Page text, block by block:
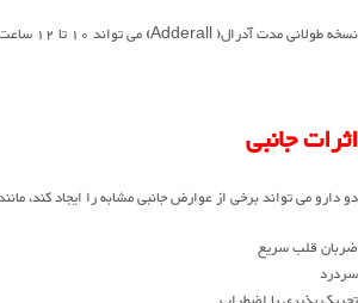
نسخه طولانی مدت آدرال( Adderall) می تواند 10 تا 12 ساعت طول بکشد، در حالی که شکل طولانی مدت ریتالین 6 تا 12 است.
اثرات جانبی
دو دارو می تواند برخی از عوارض جانبی مشابه را ایجاد کند،
ضربان قلب سریع
سردرد